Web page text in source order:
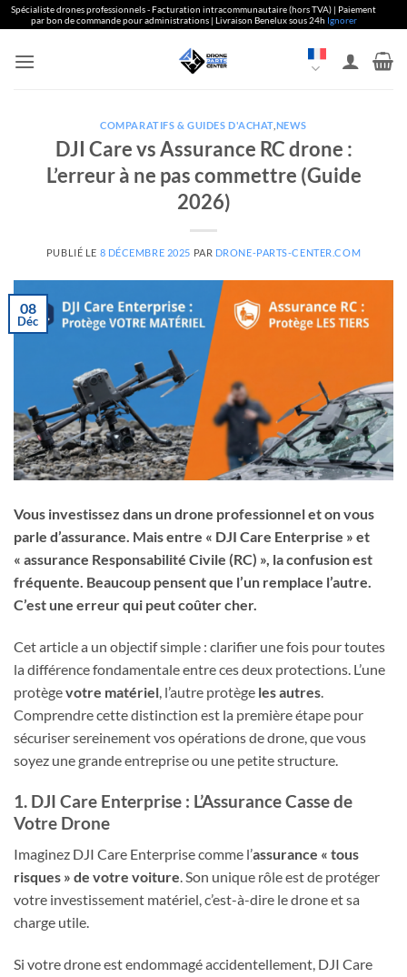
Spécialiste drones professionnels - Facturation intracommunautaire (hors TVA) | Paiement
par bon de commande pour administrations | Livraison Benelux sous 24h Ignorer
COMPARATIFS & GUIDES D'ACHAT, NEWS
DJI Care vs Assurance RC drone :
L’erreur à ne pas commettre (Guide
2026)
PUBLIÉ LE 8 DÉCEMBRE 2025 PAR DRONE-PARTS-CENTER.COM
08
Déc
Vous investissez dans un drone professionnel et on vous
parle d’assurance. Mais entre « DJI Care Enterprise » et
« assurance Responsabilité Civile (RC) », la confusion est
fréquente. Beaucoup pensent que l’un remplace l’autre.
C’est une erreur qui peut coûter cher.
Cet article a un objectif simple : clarifier une fois pour toutes
la différence fondamentale entre ces deux protections. L’une
protègevotre matériel, l’autre protège les autres.
Comprendre cette distinction est la première étape pour
sécuriser sereinement vos opérations de drone, que vous
soyez une grande entreprise ou une petite structure.
1. DJI Care Enterprise : L’Assurance Casse de
Votre Drone
Imaginez DJI Care Enterprise comme l’assurance « tous
risques » de votre voiture. Son unique rôle est de protéger
votre investissement matériel, c’est-à-dire le drone et sa
charge utile.
Si votre drone est endommagé accidentellement, DJI Care